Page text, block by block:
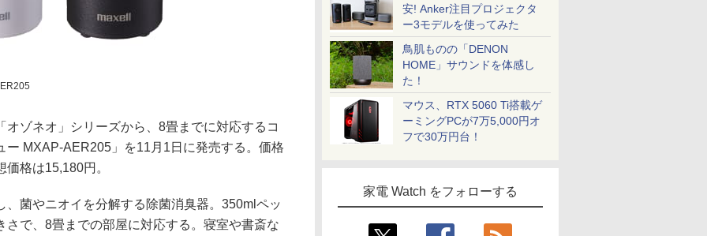
安! Anker注目プロジェクタ
ー3モデルを使ってみた
鳥肌ものの「DENON
HOME」サウンドを体感し
た！
マウス、RTX 5060 Ti搭載ゲ
ーミングPCが7万5,000円オ
フで30万円台！
家電 Watch をフォローする
ゾネオ」シリーズから、8畳までに対応するコ
ー MXAP-AER205」を11月1日に発売する。価格
格は15,180円。
菌やニオイを分解する除菌消臭器。350mlペッ
さで、8畳までの部屋に対応する。寝室や書斎な